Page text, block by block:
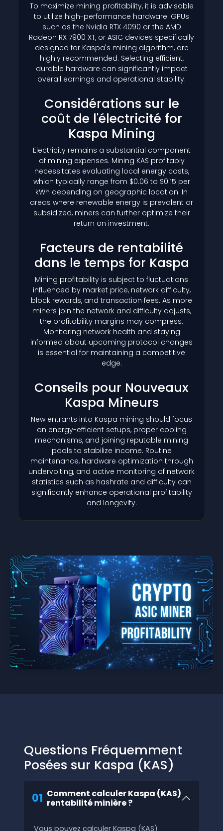
To maximize mining profitability, it is advisable
to utilize high-performance hardware. GPUs
such as the Nvidia RTX 4090 or the AMD
Radeon RX 7900 XT, or ASIC devices specifically
designed for Kaspa's mining algorithm, are
highly recommended. Selecting efficient,
durable hardware can significantly impact
overall earnings and operational stability.
Considérations sur le
coût de l'électricité for
Kaspa Mining
Electricity remains a substantial component
of mining expenses. Mining KAS profitably
necessitates evaluating local energy costs,
which typically range from $0.06 to $0.15 per
kWh depending on geographic location. In
areas where renewable energy is prevalent or
subsidized, miners can further optimize their
return on investment.
Facteurs de rentabilité
dans le temps for Kaspa
Mining profitability is subject to fluctuations
influenced by market price, network difficulty,
block rewards, and transaction fees. As more
miners join the network and difficulty adjusts,
the profitability margins may compress.
Monitoring network health and staying
informed about upcoming protocol changes
is essential for maintaining a competitive
edge.
Conseils pour Nouveaux
Kaspa Mineurs
New entrants into Kaspa mining should focus
on energy-efficient setups, proper cooling
mechanisms, and joining reputable mining
pools to stabilize income. Routine
maintenance, hardware optimization through
undervolting, and active monitoring of network
statistics such as hashrate and difficulty can
significantly enhance operational profitability
and longevity.
Questions Fréquemment
Posées sur Kaspa (KAS)
01 Comment calculer Kaspa (KAS)
rentabilité minière ?
Vous pouvez calculer Kaspa (KAS)